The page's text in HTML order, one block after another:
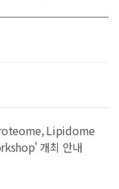
Lipidome
개최 안내